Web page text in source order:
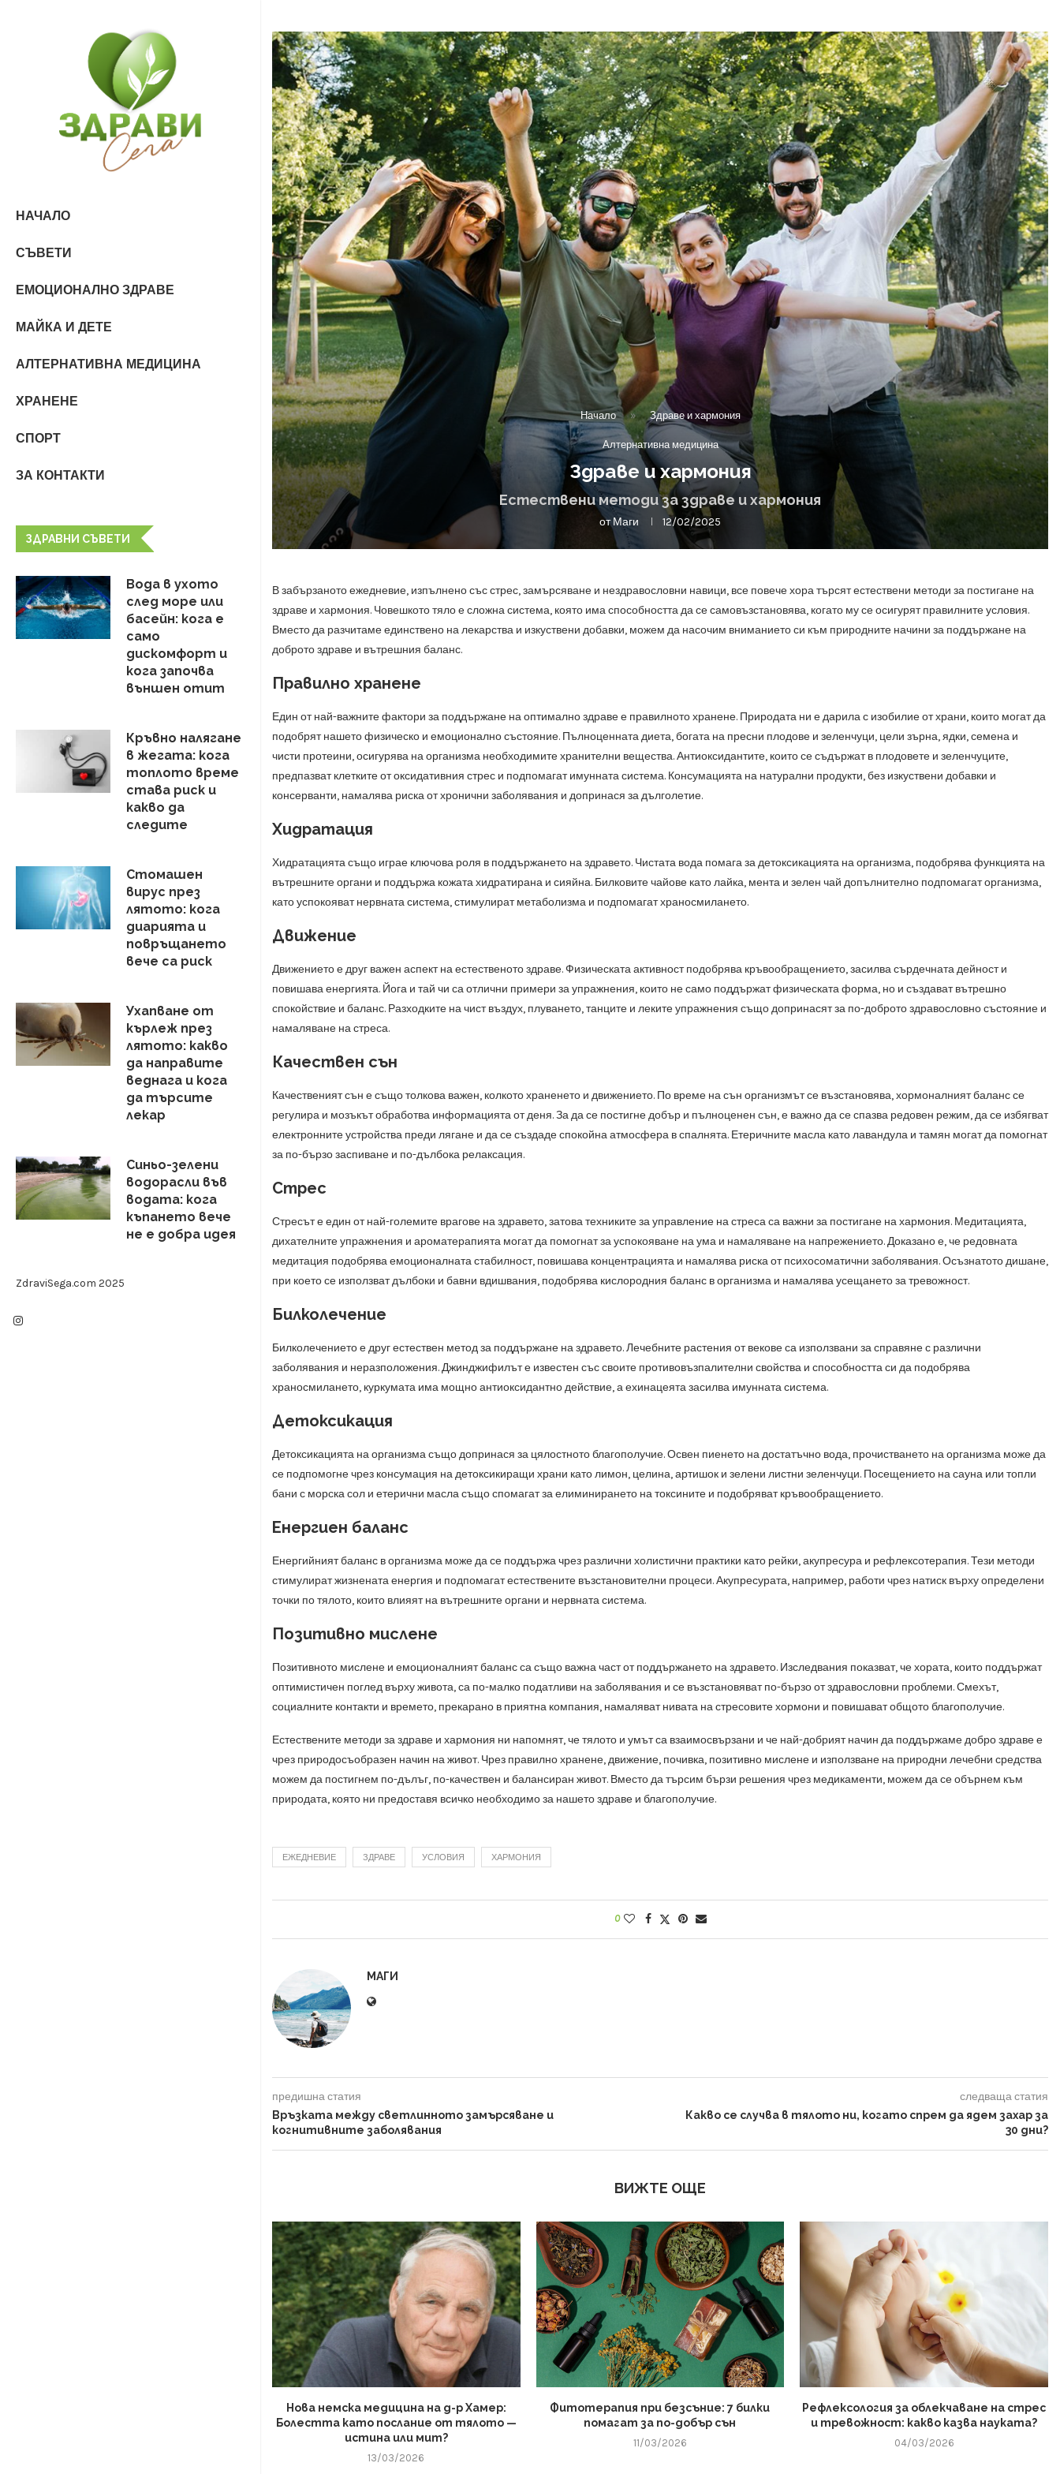
НАЧАЛО
СЪВЕТИ
ЕМОЦИОНАЛНО ЗДРАВЕ
МАЙКА И ДЕТЕ
АЛТЕРНАТИВНА МЕДИЦИНА
ХРАНЕНЕ
СПОРТ
ЗА КОНТАКТИ
ЗДРАВНИ СЪВЕТИ
Вода в ухото
след море или
басейн: кога е
само
дискомфорт и
кога започва
външен отит
Кръвно налягане
в жегата: кога
топлото време
става риск и
какво да
следите
Стомашен
вирус през
лятото: кога
диарията и
повръщането
вече са риск
Ухапване от
кърлеж през
лятото: какво
да направите
веднага и кога
да търсите
лекар
Синьо-зелени
водорасли във
водата: кога
къпането вече
не е добра идея
ZdraviSega.com 2025
Начало » Здраве и хармония
Алтернативна медицина
Здраве и хармония
Естествени методи за здраве и хармония
отМаги 12/02/2025
В забързаното ежедневие, изпълнено със стрес, замърсяване и нездравословни навици, все повече хора търсят естествени методи за постигане на
здраве и хармония. Човешкото тяло е сложна система, която има способността да се самовъзстановява, когато му се осигурят правилните условия.
Вместо да разчитаме единствено на лекарства и изкуствени добавки, можем да насочим вниманието си към природните начини за поддържане на
доброто здраве и вътрешния баланс.
Правилно хранене
Един от най-важните фактори за поддържане на оптимално здраве е правилното хранене. Природата ни е дарила с изобилие от храни, които могат да
подобрят нашето физическо и емоционално състояние. Пълноценната диета, богата на пресни плодове и зеленчуци, цели зърна, ядки, семена и
чисти протеини, осигурява на организма необходимите хранителни вещества. Антиоксидантите, които се съдържат в плодовете и зеленчуците,
предпазват клетките от оксидативния стрес и подпомагат имунната система. Консумацията на натурални продукти, без изкуствени добавки и
консерванти, намалява риска от хронични заболявания и допринася за дълголетие.
Хидратация
Хидратацията също играе ключова роля в поддържането на здравето. Чистата вода помага за детоксикацията на организма, подобрява функцията на
вътрешните органи и поддържа кожата хидратирана и сияйна. Билковите чайове като лайка, мента и зелен чай допълнително подпомагат организма,
като успокояват нервната система, стимулират метаболизма и подпомагат храносмилането.
Движение
Движението е друг важен аспект на естественото здраве. Физическата активност подобрява кръвообращението, засилва сърдечната дейност и
повишава енергията. Йога и тай чи са отлични примери за упражнения, които не само поддържат физическата форма, но и създават вътрешно
спокойствие и баланс. Разходките на чист въздух, плуването, танците и леките упражнения също допринасят за по-доброто здравословно състояние и
намаляване на стреса.
Качествен сън
Качественият сън е също толкова важен, колкото храненето и движението. По време на сън организмът се възстановява, хормоналният баланс се
регулира и мозъкът обработва информацията от деня. За да се постигне добър и пълноценен сън, е важно да се спазва редовен режим, да се избягват
електронните устройства преди лягане и да се създаде спокойна атмосфера в спалнята. Етеричните масла като лавандула и тамян могат да помогнат
за по-бързо заспиване и по-дълбока релаксация.
Стрес
Стресът е един от най-големите врагове на здравето, затова техниките за управление на стреса са важни за постигане на хармония. Медитацията,
дихателните упражнения и ароматерапията могат да помогнат за успокояване на ума и намаляване на напрежението. Доказано е, че редовната
медитация подобрява емоционалната стабилност, повишава концентрацията и намалява риска от психосоматични заболявания. Осъзнатото дишане,
при което се използват дълбоки и бавни вдишвания, подобрява кислородния баланс в организма и намалява усещането за тревожност.
Билколечение
Билколечението е друг естествен метод за поддържане на здравето. Лечебните растения от векове са използвани за справяне с различни
заболявания и неразположения. Джинджифилът е известен със своите противовъзпалителни свойства и способността си да подобрява
храносмилането, куркумата има мощно антиоксидантно действие, а ехинацеята засилва имунната система.
Детоксикация
Детоксикацията на организма също допринася за цялостното благополучие. Освен пиенето на достатъчно вода, прочистването на организма може да
се подпомогне чрез консумация на детоксикиращи храни като лимон, целина, артишок и зелени листни зеленчуци. Посещението на сауна или топли
бани с морска сол и етерични масла също спомагат за елиминирането на токсините и подобряват кръвообращението.
Енергиен баланс
Енергийният баланс в организма може да се поддържа чрез различни холистични практики като рейки, акупресура и рефлексотерапия. Тези методи
стимулират жизнената енергия и подпомагат естествените възстановителни процеси. Акупресурата, например, работи чрез натиск върху определени
точки по тялото, които влияят на вътрешните органи и нервната система.
Позитивно мислене
Позитивното мислене и емоционалният баланс са също важна част от поддържането на здравето. Изследвания показват, че хората, които поддържат
оптимистичен поглед върху живота, са по-малко податливи на заболявания и се възстановяват по-бързо от здравословни проблеми. Смехът,
социалните контакти и времето, прекарано в приятна компания, намаляват нивата на стресовите хормони и повишават общото благополучие.
Естествените методи за здраве и хармония ни напомнят, че тялото и умът са взаимосвързани и че най-добрият начин да поддържаме добро здраве е
чрез природосъобразен начин на живот. Чрез правилно хранене, движение, почивка, позитивно мислене и използване на природни лечебни средства
можем да постигнем по-дълъг, по-качествен и балансиран живот. Вместо да търсим бързи решения чрез медикаменти, можем да се обърнем към
природата, която ни предоставя всичко необходимо за нашето здраве и благополучие.
ЕЖЕДНЕВИЕ ЗДРАВЕ УСЛОВИЯ ХАРМОНИЯ
0
МАГИ
предишна статия
Връзката между светлинното замърсяване и
когнитивните заболявания
следваща статия
Какво се случва в тялото ни, когато спрем да ядем захар за
30 дни?
ВИЖТЕ ОЩЕ
Нова немска медицина на д-р Хамер:
Болестта като послание от тялото —
истина или мит?
13/03/2026
Фитотерапия при безсъние: 7 билки
помагат за по-добър сън
11/03/2026
Рефлексология за облекчаване на стрес
и тревожност: какво казва науката?
04/03/2026